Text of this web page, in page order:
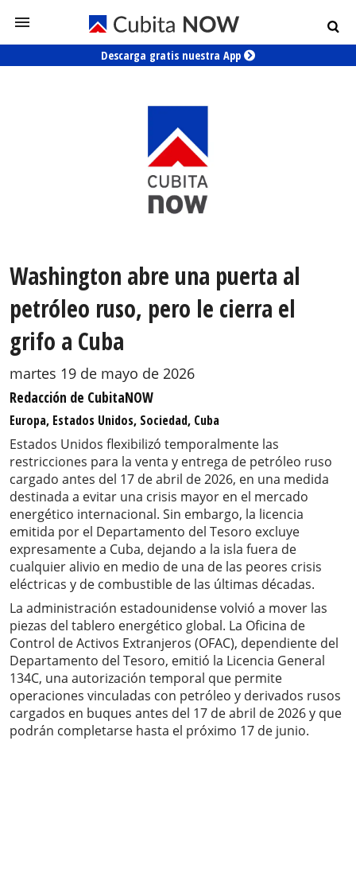
Descarga gratis nuestra App
Washington abre una puerta al
petróleo ruso, pero le cierra el
grifo a Cuba
martes 19 de mayo de 2026
Redacción de CubitaNOW
Europa, Estados Unidos, Sociedad, Cuba
Estados Unidos flexibilizó temporalmente las
restricciones para la venta y entrega de petróleo ruso
cargado antes del 17 de abril de 2026, en una medida
destinada a evitar una crisis mayor en el mercado
energético internacional. Sin embargo, la licencia
emitida por el Departamento del Tesoro excluye
expresamente a Cuba, dejando a la isla fuera de
cualquier alivio en medio de una de las peores crisis
eléctricas y de combustible de las últimas décadas.
La administración estadounidense volvió a mover las
piezas del tablero energético global. La Oficina de
Control de Activos Extranjeros (OFAC), dependiente del
Departamento del Tesoro, emitió la Licencia General
134C, una autorización temporal que permite
operaciones vinculadas con petróleo y derivados rusos
cargados en buques antes del 17 de abril de 2026 y que
podrán completarse hasta el próximo 17 de junio.